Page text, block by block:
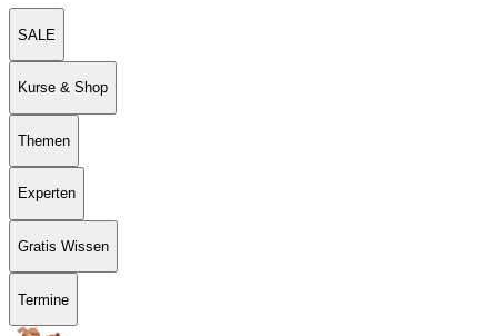
SALE
Kurse & Shop
Themen
Experten
Gratis Wissen
Termine